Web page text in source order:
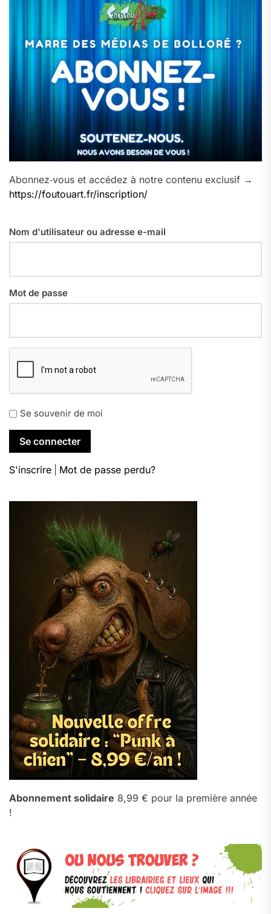
Abonnez‑vous et accédez à notre contenu exclusif →
https://foutouart.fr/inscription/
Nom d'utilisateur ou adresse e-mail
Mot de passe
Se souvenir de moi
S'inscrire Mot de passe perdu?
Abonnement solidaire 8,99 € pour la première année
!